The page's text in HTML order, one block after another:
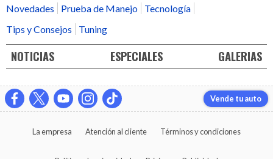
Novedades
Prueba de Manejo
Tecnología
Tips y Consejos
Tuning
NOTICIAS ESPECIALES GALERIAS
Vende tu auto
La empresa Atención al cliente Términos y condiciones